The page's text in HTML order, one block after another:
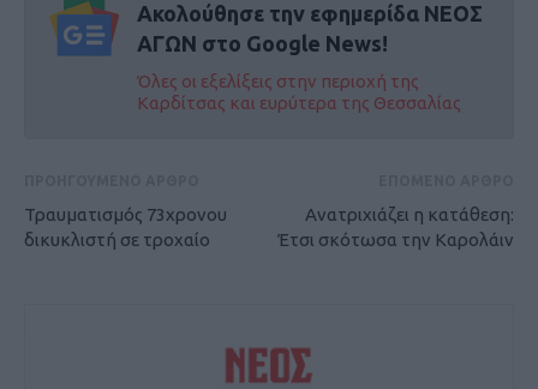
Ακολούθησε την εφημερίδα ΝΕΟΣ
ΑΓΩΝ στο Google News!
Όλες οι εξελίξεις στην περιοχή της
Καρδίτσας και ευρύτερα της Θεσσαλίας
Τραυματισμός 73χρονου
δικυκλιστή σε τροχαίο
Ανατριχιάζει η κατάθεση:
Έτσι σκότωσα την Καρολάιν